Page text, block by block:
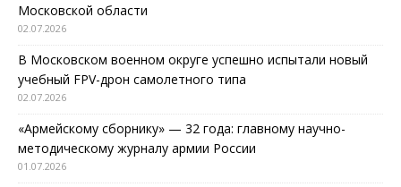
Московской области
02.07.2026
В Московском военном округе успешно испытали новый
учебный FPV-дрон самолетного типа
02.07.2026
«Армейскому сборнику» — 32 года: главному научно-
методическому журналу армии России
01.07.2026